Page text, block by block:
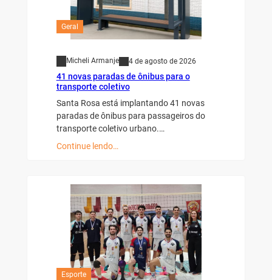
Geral
Micheli Armanje 4 de agosto de 2026
41 novas paradas de ônibus para o
transporte coletivo
Santa Rosa está implantando 41 novas
paradas de ônibus para passageiros do
transporte coletivo urbano.…
Continue lendo…
Esporte